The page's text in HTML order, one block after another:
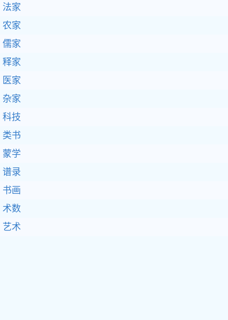
法家
农家
儒家
释家
医家
杂家
科技
类书
蒙学
谱录
书画
术数
艺术